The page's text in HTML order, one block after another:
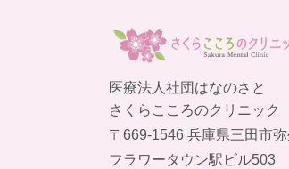
医療法人社団はなのさと
さくらこころのクリニック
〒669-1546 兵庫県三田市
フラワータウン駅ビル503